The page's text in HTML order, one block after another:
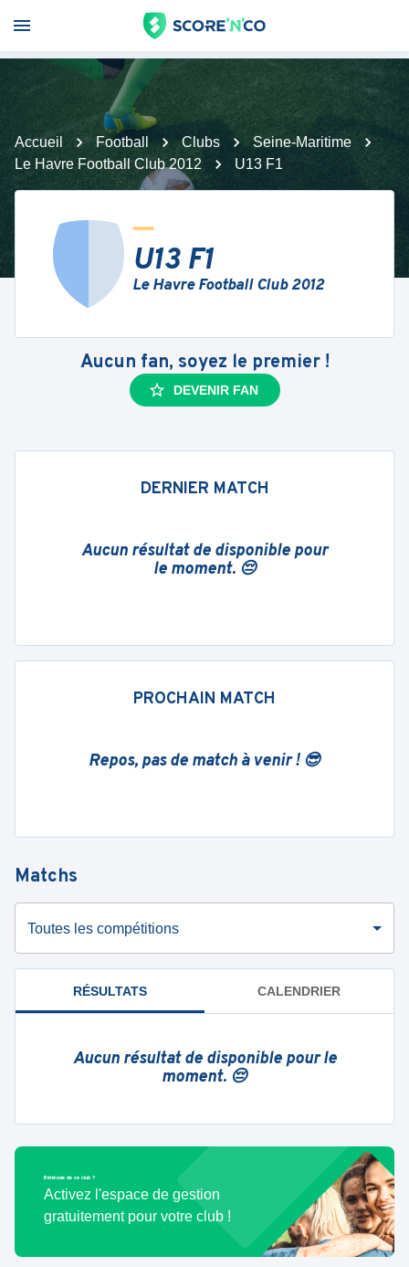
Accueil Football Clubs
Seine-Maritime
Le Havre Football Club 2012
U13 F1
U13 F1
Le Havre Football Club 2012
Aucun fan, soyez le premier !
DEVENIR FAN
DERNIER MATCH
Aucun résultat de disponible pour
le moment. 😔
PROCHAIN MATCH
Repos, pas de match à venir ! 😎
Matchs
Toutes les compétitions
RÉSULTATS CALENDRIER
Aucun résultat de disponible pour le
moment. 😔
Bénévole de ce club ?
Activez l'espace de gestion
gratuitement pour votre club !